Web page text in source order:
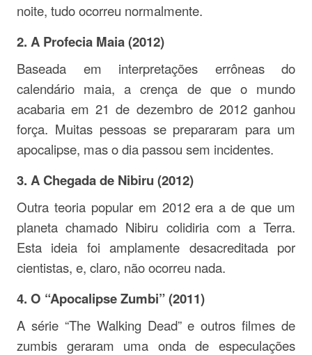
noite, tudo ocorreu normalmente.
2. A Profecia Maia (2012)
Baseada em interpretações errôneas do
calendário maia, a crença de que o mundo
acabaria em 21 de dezembro de 2012 ganhou
força. Muitas pessoas se prepararam para um
apocalipse, mas o dia passou sem incidentes.
3. A Chegada de Nibiru (2012)
Outra teoria popular em 2012 era a de que um
planeta chamado Nibiru colidiria com a Terra.
Esta ideia foi amplamente desacreditada por
cientistas, e, claro, não ocorreu nada.
4. O “Apocalipse Zumbi” (2011)
A série “The Walking Dead” e outros filmes de
zumbis geraram uma onda de especulações